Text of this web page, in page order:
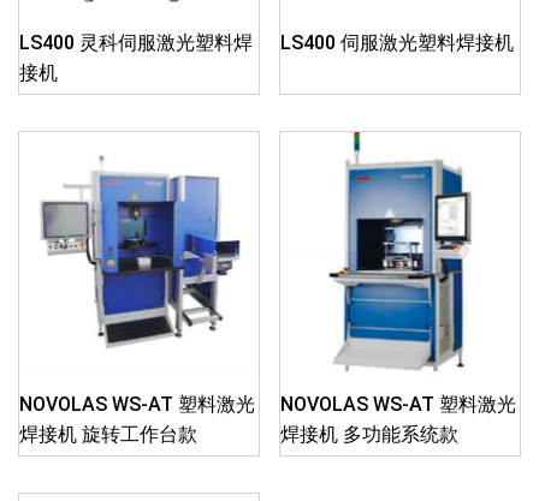
LS400 灵科伺服激光塑料焊
接机
LS400 伺服激光塑料焊接机
NOVOLAS WS-AT 塑料激光
焊接机 旋转工作台款
NOVOLAS WS-AT 塑料激光
焊接机 多功能系统款